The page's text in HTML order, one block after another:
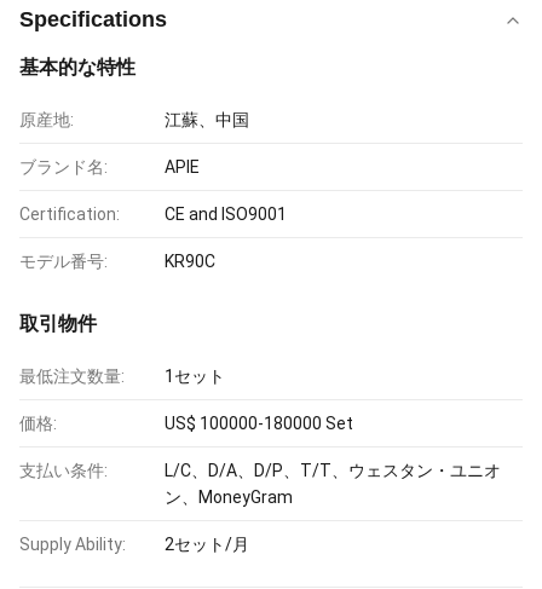
Specifications
基本的な特性
原産地: 江蘇、中国
ブランド名: APIE
Certification: CE and ISO9001
モデル番号: KR90C
取引物件
最低注文数量: 1セット
価格: US$ 100000-180000 Set
支払い条件:
L/C、D/A、D/P、T/T、ウェスタン・ユニオ
ン、MoneyGram
Supply Ability: 2セット/月